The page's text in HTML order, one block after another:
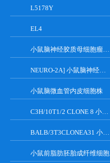
L5178Y
EL4
小鼠脑神经胶质母细胞瘤瘤株
NEURO-2A] 小鼠脑神经瘤细胞
小鼠脑微血管内皮细胞株
C3H/10T1/2 CLONE 8 小鼠胚胎成纤维细胞系
BALB/3T3CLONEA31 小鼠胚胎成纤维细胞
小鼠前脂肪胚胎成纤维细胞